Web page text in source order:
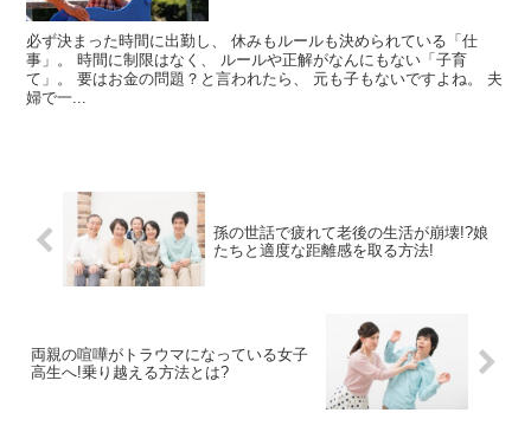
必ず決まった時間に出勤し、 休みもルールも決められている「仕
事」。 時間に制限はなく、 ルールや正解がなんにもない「子育
て」。 要はお金の問題？と言われたら、 元も子もないですよね。 夫
婦で一...
孫の世話で疲れて老後の生活が崩壊!?娘
たちと適度な距離感を取る方法!
両親の喧嘩がトラウマになっている女子
高生へ!乗り越える方法とは?